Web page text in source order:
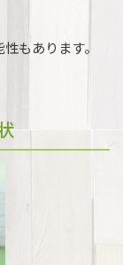
もあります。